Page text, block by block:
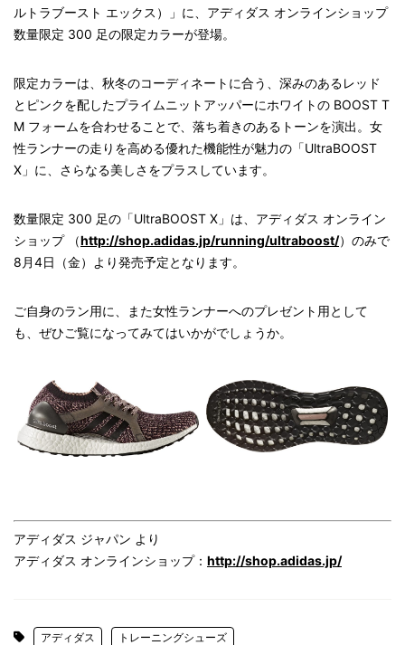
ルトラブースト エックス）」に、アディダス オンラインショップ
数量限定 300 足の限定カラーが登場。
限定カラーは、秋冬のコーディネートに合う、深みのあるレッド
とピンクを配したプライムニットアッパーにホワイトの BOOST T
M フォームを合わせることで、落ち着きのあるトーンを演出。女
性ランナーの走りを高める優れた機能性が魅力の「UltraBOOST
X」に、さらなる美しさをプラスしています。
数量限定 300 足の「UltraBOOST X」は、アディダス オンライン
ショップ （http://shop.adidas.jp/running/ultraboost/）のみで
8月4日（金）より発売予定となります。
ご自身のラン用に、また女性ランナーへのプレゼント用として
も、ぜひご覧になってみてはいかがでしょうか。
アディダス ジャパン より
アディダス オンラインショップ： http://shop.adidas.jp/
アディダス トレーニングシューズ